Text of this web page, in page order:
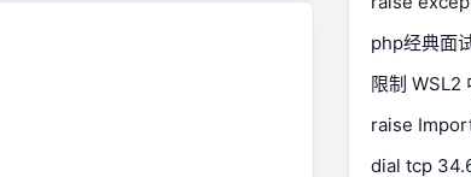
php经典面
限制 WSL2